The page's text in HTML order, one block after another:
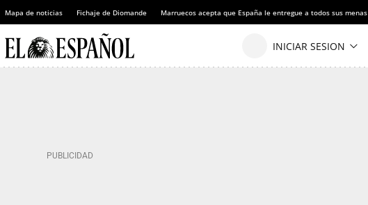
Mapa de noticias Fichaje de Diomande Marruecos acepta que España le entregue a todos sus menas